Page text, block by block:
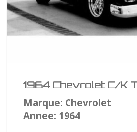
1964 Chevrolet C/K
Marque: Chevrolet
Annee: 1964